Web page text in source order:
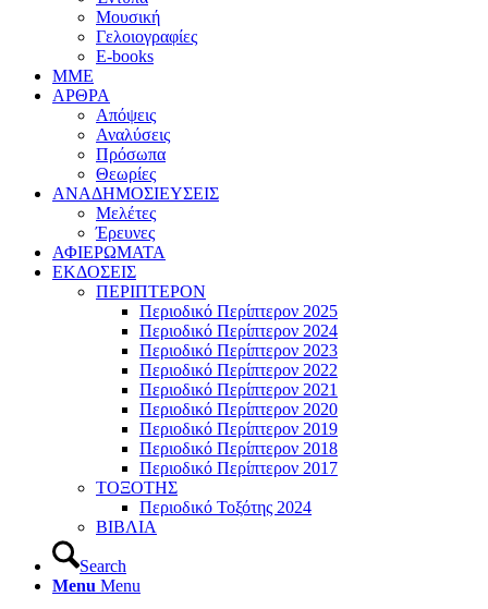
Μουσική
Γελοιογραφίες
E-books
MME
ΑΡΘΡΑ
Απόψεις
Αναλύσεις
Πρόσωπα
Θεωρίες
ΑΝΑΔΗΜΟΣΙΕΥΣΕΙΣ
Μελέτες
Έρευνες
ΑΦΙΕΡΩΜΑΤΑ
ΕΚΔΟΣΕΙΣ
ΠΕΡΙΠΤΕΡΟΝ
Περιοδικό Περίπτερον 2025
Περιοδικό Περίπτερον 2024
Περιοδικό Περίπτερον 2023
Περιοδικό Περίπτερον 2022
Περιοδικό Περίπτερον 2021
Περιοδικό Περίπτερον 2020
Περιοδικό Περίπτερον 2019
Περιοδικό Περίπτερον 2018
Περιοδικό Περίπτερον 2017
ΤΟΞΟΤΗΣ
Περιοδικό Τοξότης 2024
ΒΙΒΛΙΑ
Search
Menu Menu